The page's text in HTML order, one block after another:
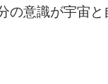
意識が宇宙